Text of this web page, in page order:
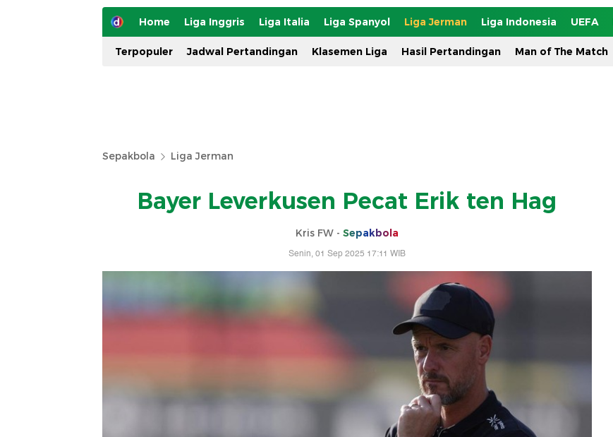
Home Liga Inggris Liga Italia Liga Spanyol Liga Jerman Liga Indonesia UEFA
Terpopuler Jadwal Pertandingan Klasemen Liga Hasil Pertandingan Man of The Match
Sepakbola Liga Jerman
Bayer Leverkusen Pecat Erik ten Hag
Kris FW - Sepakbola
Senin, 01 Sep 2025 17:11 WIB